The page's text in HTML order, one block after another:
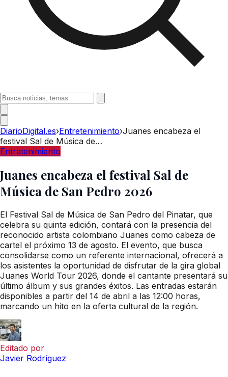
DiarioDigital.es›Entretenimiento›Juanes encabeza el
festival Sal de Música de…
Entretenimiento
Juanes encabeza el festival Sal de
Música de San Pedro 2026
El Festival Sal de Música de San Pedro del Pinatar, que
celebra su quinta edición, contará con la presencia del
reconocido artista colombiano Juanes como cabeza de
cartel el próximo 13 de agosto. El evento, que busca
consolidarse como un referente internacional, ofrecerá a
los asistentes la oportunidad de disfrutar de la gira global
Juanes World Tour 2026, donde el cantante presentará su
último álbum y sus grandes éxitos. Las entradas estarán
disponibles a partir del 14 de abril a las 12:00 horas,
marcando un hito en la oferta cultural de la región.
Editado por
Javier Rodríguez